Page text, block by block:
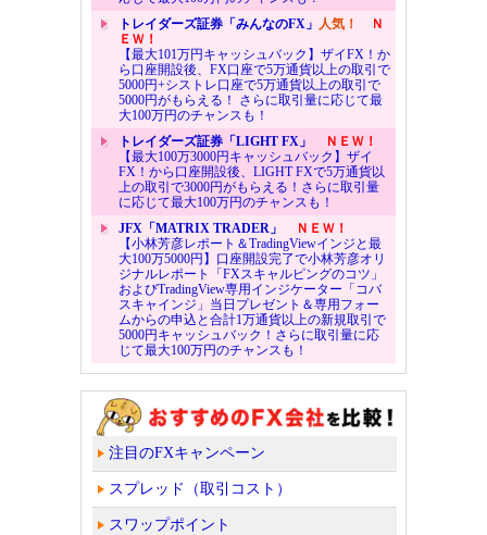
トレイダーズ証券「みんなのFX」 人気！
Ｎ
ＥＷ！
【最大101万円キャッシュバック】ザイFX！か
ら口座開設後、FX口座で5万通貨以上の取引で
5000円+シストレ口座で5万通貨以上の取引で
5000円がもらえる！ さらに取引量に応じて最
大100万円のチャンスも！
トレイダーズ証券「LIGHT FX」
ＮＥＷ！
【最大100万3000円キャッシュバック】ザイ
FX！から口座開設後、LIGHT FXで5万通貨以
上の取引で3000円がもらえる！さらに取引量
に応じて最大100万円のチャンスも！
JFX「MATRIX TRADER」
ＮＥＷ！
【小林芳彦レポート＆TradingViewインジと最
大100万5000円】口座開設完了で小林芳彦オリ
ジナルレポート「FXスキャルピングのコツ」
およびTradingView専用インジケーター「コバ
スキャインジ」当日プレゼント＆専用フォー
ムからの申込と合計1万通貨以上の新規取引で
5000円キャッシュバック！さらに取引量に応
じて最大100万円のチャンスも！
注目のFXキャンペーン
スプレッド（取引コスト）
スワップポイント